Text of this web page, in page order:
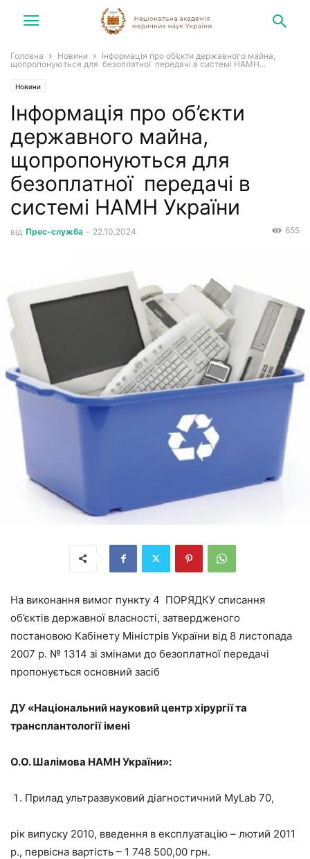
Головна Новини
Інформація про об’єкти державного майна,
щопропонуються для безоплатної передачі в системі НАМН...
Новини
Інформація про об’єкти
державного майна,
щопропонуються для
безоплатної передачі в
системі НАМН України
від Прес-служба - 22.10.2024 655
На виконання вимог пункту 4 ПОРЯДКУ списання
об’єктів державної власності, затвердженого
постановою Кабінету Міністрів України від 8 листопада
2007 р. № 1314 зі змінами до безоплатної передачі
пропонується основний засіб
ДУ «Національнийнауковий центрхірургії та
трансплантології імені
О.О. Шалімова НАМН України»:
Прилад ультразвуковий діагностичний MyLab 70,
рік випуску 2010, введення в експлуатацію – лютий 2011
р., первісна вартість – 1 748 500,00 грн.